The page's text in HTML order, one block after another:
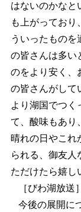
はないのかなと
も上がってお
ういったもの
の皆さんは多い
のをより安く、
の皆さんがして
より湖国でつく
て、酸味もあり
晴れの日やこれ
られる、御友人
ただけたら嬉し
［びわ湖放送］
今後の展開に